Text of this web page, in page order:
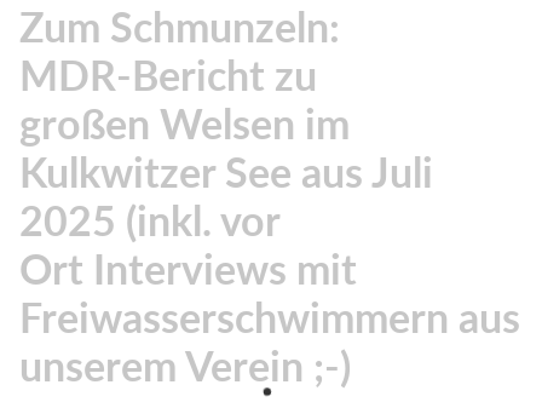
Zum Schmunzeln:
MDR-Bericht zu
großen Welsen im
Kulkwitzer See aus Juli
2025 (inkl. vor
Ort Interviews mit
Freiwasserschwimmern aus
unserem Verein ;-)